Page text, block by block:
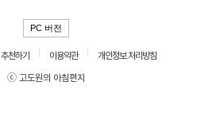
PC 버전
추천하기 이용약관
개인정보 처리방침
ⓒ 고도원의 아침편지